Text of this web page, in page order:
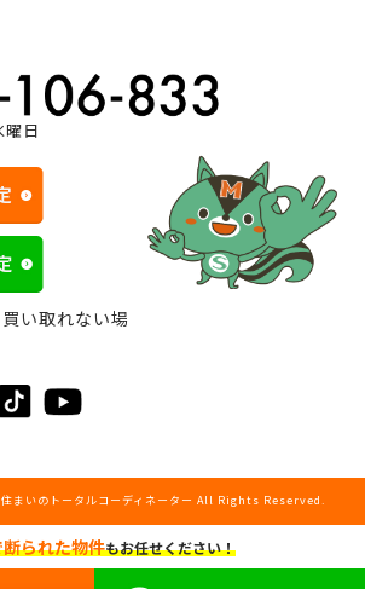
られた物件もお任せください！
曜日
い取れない場
まいのトータルコーディネーター All Rights Reserved.